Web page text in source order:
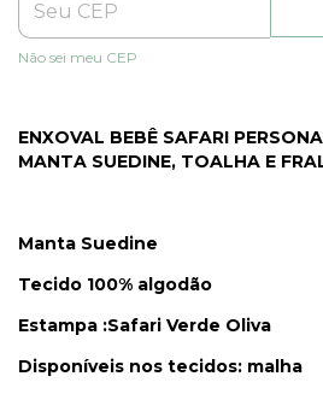
Não sei meu CEP
ENXOVAL BEBÊ SAFARI
MANTA SUEDINE, TOALHA E
Manta Suedine
Tecido 100% algodão
Estampa :Safari Verde Oliva
Disponíveis nos tecidos: malha